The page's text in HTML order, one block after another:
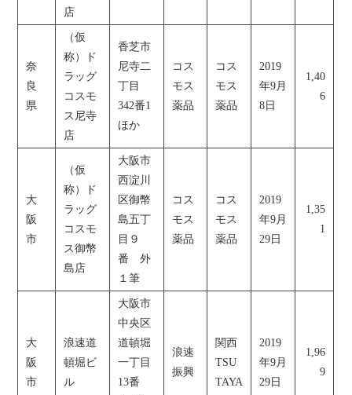
店
奈
良
県
（仮
称）ド
ラッグ
コスモ
ス尼寺
店
香芝市
尼寺二
丁目
342番1
ほか
コス
モス
薬品
コス
モス
薬品
2019
年9月
8日
1,40
6
大
阪
市
（仮
称）ド
ラッグ
コスモ
ス御幣
島店
大阪市
西淀川
区御幣
島五丁
目９
番 外
１筆
コス
モス
薬品
コス
モス
薬品
2019
年9月
29日
1,35
1
大
阪
市
浪速道
頓堀ビ
ル
大阪市
中央区
道頓堀
一丁目
13番
浪速
振興
関西
TSU
TAYA
2019
年9月
29日
1,96
9